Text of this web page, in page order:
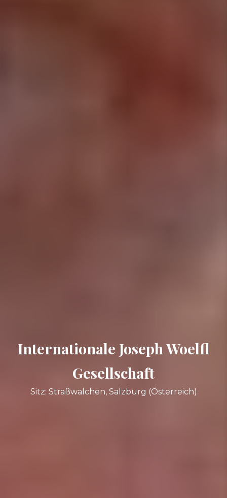
Internationale Joseph Woelfl
Gesellschaft
Sitz: Straßwalchen, Salzburg (Österreich)